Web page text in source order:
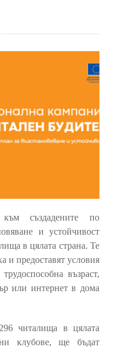
създадените по
и устойчивост
в цялата страна. Те
и предоставят условия
възраст,
или интернет в дома
читалища в цялата
клубове, ще бъдат